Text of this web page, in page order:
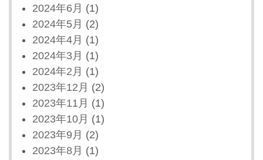
2024年6月 (1)
2024年5月 (2)
2024年4月 (1)
2024年3月 (1)
2024年2月 (1)
2023年12月 (2)
2023年11月 (1)
2023年10月 (1)
2023年9月 (2)
2023年8月 (1)